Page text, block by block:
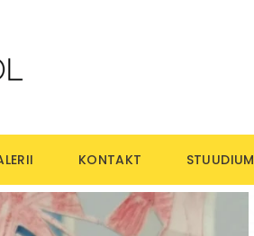
KONTAKT STUUDIUM